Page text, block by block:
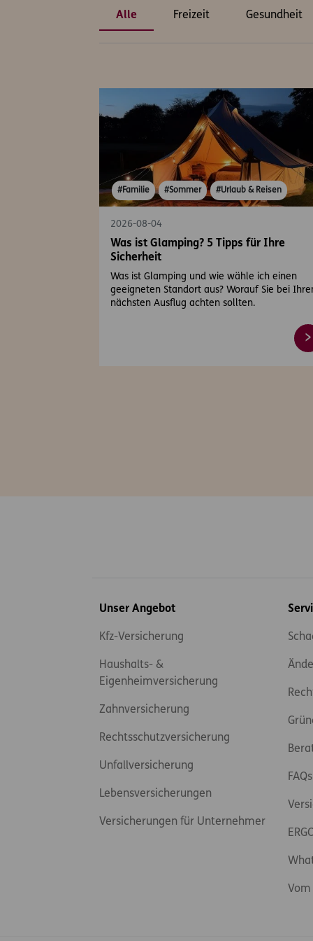
Alle Freizeit Gesundheit
#Familie #Sommer #Urlaub & Reisen
2026-08-04
Was ist Glamping? 5 Tipps für Ihre
Sicherheit
Was ist Glamping und wie wähle ich einen
geeigneten Standort aus? Worauf Sie bei
nächsten Ausflug achten sollten.
Inhaltsübersicht
Unser Angebot
Kfz-Versicherung
Haushalts- &
Eigenheimversicherung
Zahnversicherung
Rechtsschutzversicherung
Unfallversicherung
Lebensversicherungen
Versicherungen für Unternehmer
FAQs